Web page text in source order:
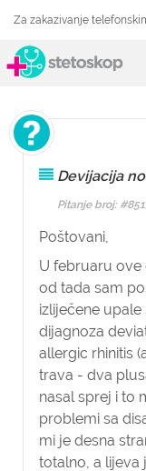
Za zakazivanje
Devijacija
Pitanje broj:
Poštovani,
U februaru ove
od tada sam
izliječene
dijagnoza
allergic rhinitis
trava - dva
nasal sprej i to
problemi sa
mi je desna
totalno, a lijeva